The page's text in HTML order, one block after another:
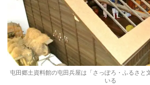
屯田郷土資料館の屯田兵屋は「さっぽろ・ふるさと
いる